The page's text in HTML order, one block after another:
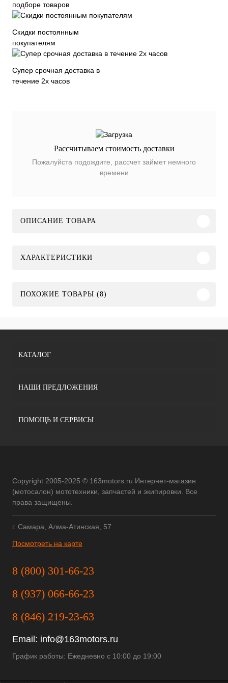
подборе товаров
Скидки постоянным
покупателям
Супер срочная доставка в
течение 2х часов
Рассчитываем стоимость доставки
Пожалуйста подождите, рассчет займет немного
времени
ОПИСАНИЕ ТОВАРА
ХАРАКТЕРИСТИКИ
ПОХОЖИЕ ТОВАРЫ (8)
КАТАЛОГ
НАШИ ПРЕДЛОЖЕНИЯ
ПОМОЩЬ И СЕРВИСЫ
Copyright 2005-2025 © 163motors.ru Интернет-магазин
(мотосалон) мототехники, запчастей и экипировки. Все
права защищены.
г. Самара, Алма-Атинская, 57
Посмотреть на карте
8 (800) 301-66-23
8 (937) 066-66-23
8 (846) 219-23-63
Email: info@163motors.ru
График работы: Ежедневно с 10:00 до 19:00